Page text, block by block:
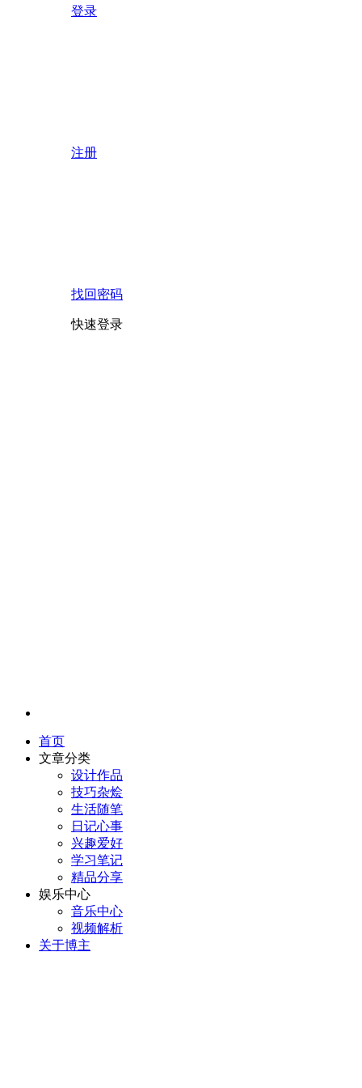
登录
注册
找回密码
快速登录
首页
文章分类
设计作品
技巧杂烩
生活随笔
日记心事
兴趣爱好
学习笔记
精品分享
娱乐中心
音乐中心
视频解析
关于博主